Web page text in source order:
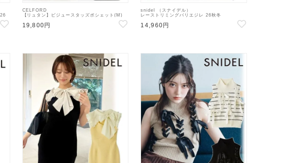
CELFORD
【リュタン】ビジュースタッズポシェット(M)
26春夏3【CWGB259528 CWGB269505 】シ
ョルダーバッグ
19,800円
snidel （スナイデル）
レーストリミングバリエジレ 26秋冬
14,960円